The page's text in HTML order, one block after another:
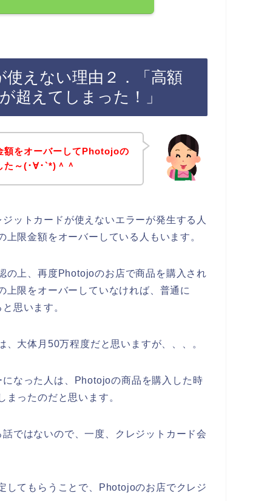
えない理由２．「高額
超えてしまった！」
額をオーバーしてPhotojoの
た～(･∀･`*)＾＾
ットカードが使えないエラーが発生する人
限金額をオーバーしている人もいます。
の上、再度Photojoのお店で商品を購入され
上限をオーバーしていなければ、普通に
思います。
大体月50万程度だと思いますが、、、。
なった人は、Photojoの商品を購入した時
ったのだと思います。
ではないので、一度、クレジットカード会
してもらうことで、Photojoのお店でクレジ